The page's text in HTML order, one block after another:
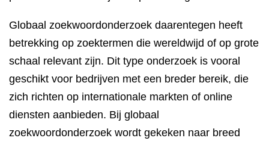
Globaal zoekwoordonderzoek daarentegen heeft
betrekking op zoektermen die wereldwijd of op grote
schaal relevant zijn. Dit type onderzoek is vooral
geschikt voor bedrijven met een breder bereik, die
zich richten op internationale markten of online
diensten aanbieden. Bij globaal
zoekwoordonderzoek wordt gekeken naar breed